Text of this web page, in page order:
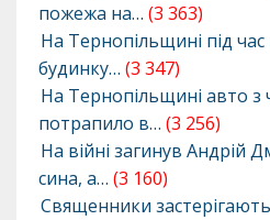
пожежа на… (3 363)
На Тернопільщині під
будинку… (3 347)
На Тернопільщині авто з
потрапило в… (3 256)
На війні загинув Андрій
сина, а… (3 160)
Священники застерігають